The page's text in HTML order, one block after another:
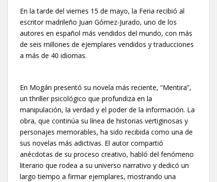
En la tarde del viernes 15 de mayo, la Feria recibió al
escritor madrileño Juan Gómez-Jurado, uno de los
autores en español más vendidos del mundo, con más
de seis millones de ejemplares vendidos y traducciones
a más de 40 idiomas.
En Mogán presentó su novela más reciente, “Mentira”,
un thriller psicológico que profundiza en la
manipulación, la verdad y el poder de la información. La
obra, que continúa su línea de historias vertiginosas y
personajes memorables, ha sido recibida como una de
sus novelas más adictivas. El autor compartió
anécdotas de su proceso creativo, habló del fenómeno
literario que rodea a su universo narrativo y dedicó un
largo tiempo a firmar ejemplares, mostrando una